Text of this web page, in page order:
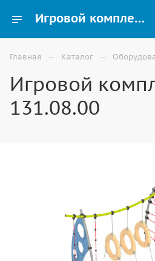
Игровой комплекс 131.08.00 купить для улицы в Ростове-на-Дону
Главная — Каталог —
Игровой
131.08.00